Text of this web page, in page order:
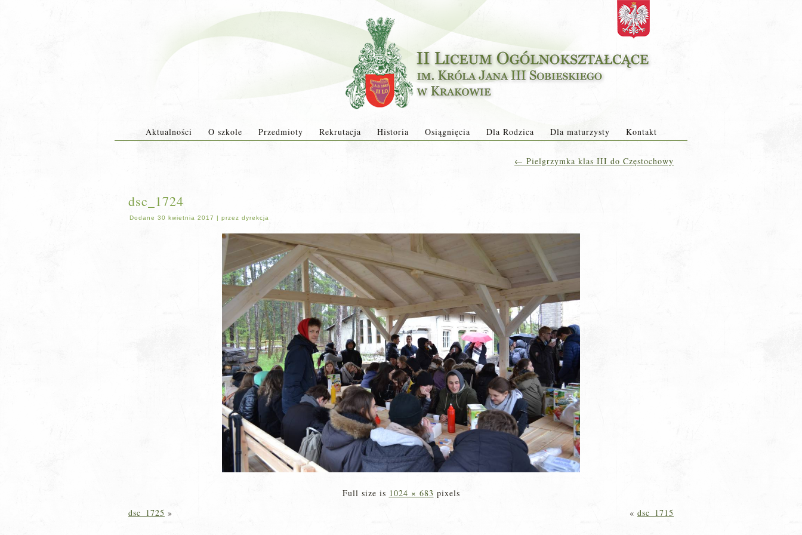
Aktualności O szkole Przedmioty Rekrutacja Historia Osiągnięcia Dla Rodzica Dla maturzysty Kontakt
← Pielgrzymka klas III do Częstochowy
dsc_1724
Dodane 30 kwietnia 2017 | przez dyrekcja
Full size is 1024 × 683 pixels
dsc_1725 » « dsc_1715